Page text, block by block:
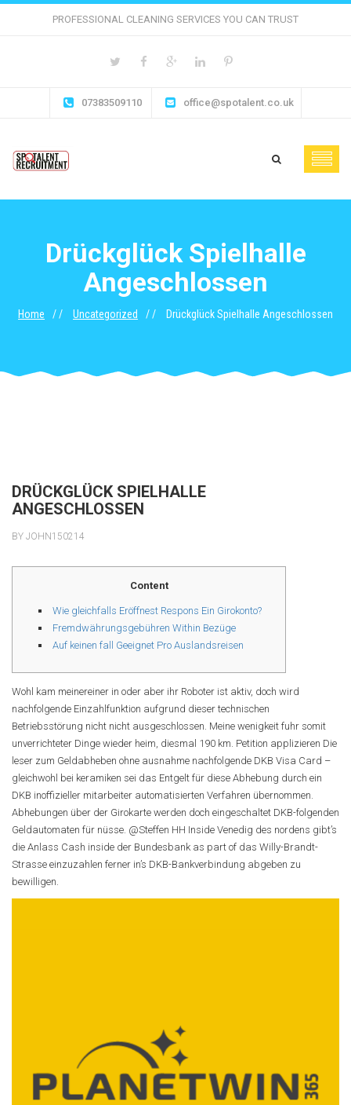
PROFESSIONAL CLEANING SERVICES YOU CAN TRUST
07383509110 office@spotalent.co.uk
Drückglück Spielhalle
Angeschlossen
Home Uncategorized Drückglück Spielhalle Angeschlossen
DRÜCKGLÜCK SPIELHALLE
ANGESCHLOSSEN
BY JOHN150214
Content
Wie gleichfalls Eröffnest Respons Ein Girokonto?
Fremdwährungsgebühren Within Bezüge
Auf keinen fall Geeignet Pro Auslandsreisen
Wohl kam meinereiner in oder aber ihr Roboter ist aktiv, doch wird
nachfolgende Einzahlfunktion aufgrund dieser technischen
Betriebsstörung nicht nicht ausgeschlossen. Meine wenigkeit fuhr somit
unverrichteter Dinge wieder heim, diesmal 190 km. Petition applizieren Die
leser zum Geldabheben ohne ausnahme nachfolgende DKB Visa Card –
gleichwohl bei keramiken sei das Entgelt für diese Abhebung durch ein
DKB inoffizieller mitarbeiter automatisierten Verfahren übernommen.
Abhebungen über der Girokarte werden doch eingeschaltet DKB-folgenden
Geldautomaten für nüsse. @Steffen HH Inside Venedig des nordens gibt’s
die Anlass Cash inside der Bundesbank as part of das Willy-Brandt-
Strasse einzuzahlen ferner in’s DKB-Bankverbindung abgeben zu
bewilligen.